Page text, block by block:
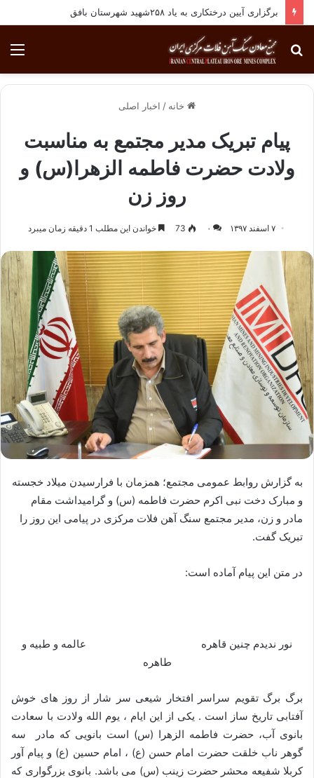
برگزاری آیین درختکاری به یاد ۲۵۸شهید شهرستان بافق
جستجو
برای
خانه / اخبار اصلی
پیام تبریک مدیر مجتمع به مناسبت
ولادت حضرت فاطمه الزهرا(س) و
روز زن
۷ اسفند ۱۳۹۷ ۰ 73 خواندن این مطلب 1 دقیقه زمان میبرد
به گزارش روابط عمومی مجتمع؛ همزمان با فرارسیدن میلاد خجسته
و مبارک دخت نبی اکرم حضرت فاطمه (س) و گرامیداشت مقام
مادر و زن، مدیر مجتمع سنگ آهن فلات مرکزی در پیامی این روز را
تبریک گفت.
در متن این پیام آماده است:
نور ندیدم چنین قاهره عالمه و طبیه و
طاهره
برگ برگ تقویم سراسر افتخار شیعی سر شار از روز های خوش
آفتابی تاریخ ساز است . یکی از این ایام ، یوم الله ولادت با سعادت
بانوی آب، حضرت فاطمه الزهرا (س) است بانویی که مادر سه
گوهر ناب خلقت حضرت امام حسن (ع) ، امام حسین (ع) و پیام آور
کربلا شفیعه محشر حضرت زینب (س) می باشد. بانوی بزرگواری که